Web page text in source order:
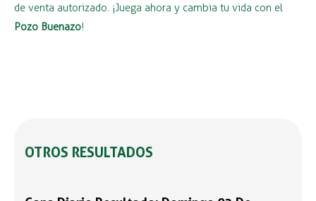
de venta autorizado. ¡Juega ahora y cambia tu vida con el
Pozo Buenazo!
OTROS RESULTADOS